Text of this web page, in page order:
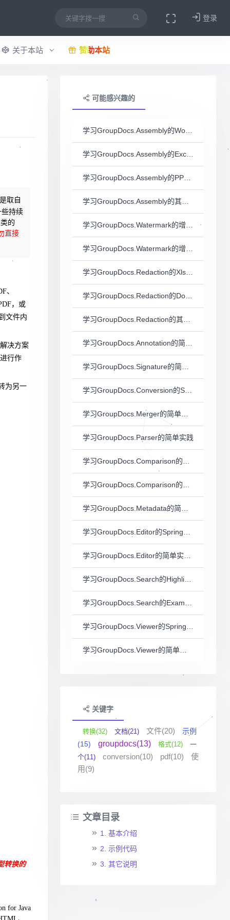
登录
关于本站 赞助本站
取自
持续
的
直接
、
，或
文件内
决方案
行作
为另一
转换的
for Java
可能感兴趣的
学习GroupDocs.Assembly的Word模板实践（一）
学习GroupDocs.Assembly的Excel模板实践（二）
学习GroupDocs.Assembly的PPT模板实践（三）
学习GroupDocs.Assembly的其它模板实践（四）
学习GroupDocs.Redaction的Xlsx实践（一）
学习GroupDocs.Redaction的Docx实践（二）
学习GroupDocs.Redaction的其它文件类型实践（三）
学习GroupDocs.Conversion的Spring版在线示例（一）
学习GroupDocs.Merger的简单实践
学习GroupDocs.Parser的简单实践
学习GroupDocs.Search的HighlightExample示例（一）
学习GroupDocs.Viewer的简单实践（二）
关键字
转换(32) 文档(21) 文件(20)
示例
(15)
groupdocs(13) 格式(12)
一
个(11)
conversion(10) pdf(10)
使
用(9)
文章目录
1. 基本介绍
2. 示例代码
3. 其它说明